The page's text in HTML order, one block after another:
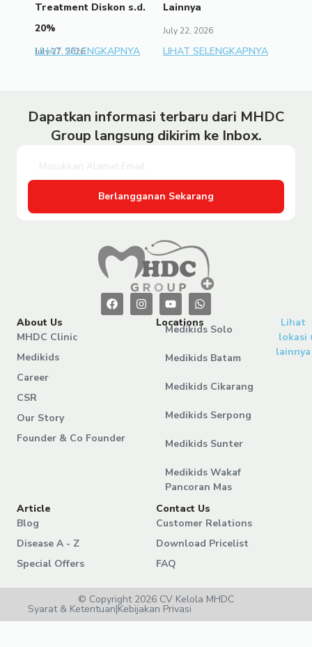
Treatment Diskon s.d.
20%
July 27, 2026
LIHAT SELENGKAPNYA
Lainnya
July 22, 2026
LIHAT SELENGKAPNYA
Dapatkan informasi terbaru dari MHDC
Group langsung dikirim ke Inbox.
Berlangganan Sekarang
About Us
MHDC Clinic
Medikids
Career
CSR
Our Story
Founder & Co Founder
Locations
Medikids Solo
Medikids Batam
Medikids Cikarang
Medikids Serpong
Medikids Sunter
Medikids Wakaf
Pancoran Mas
Lihat
lokasi
lainnya
Article
Blog
Disease A - Z
Special Offers
Contact Us
Customer Relations
Download Pricelist
FAQ
© Copyright 2026 CV Kelola MHDC
Syarat & Ketentuan|Kebijakan Privasi